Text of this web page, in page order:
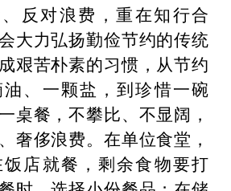
反对浪费，重在知行合
大力弘扬勤俭节约的传统
艰苦朴素的习惯，从节约
、一颗盐，到珍惜一碗
桌餐，不攀比、不显阔，
奢侈浪费。在单位食堂，
店就餐，剩余食物要打